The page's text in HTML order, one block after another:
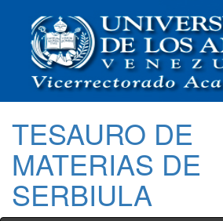
TESAURO DE
MATERIAS DE
SERBIULA